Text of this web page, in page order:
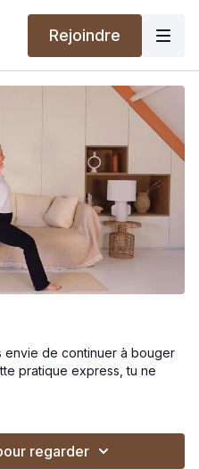
Rejoindre
envie de continuer à bouger
pratique express, tu ne
regarder